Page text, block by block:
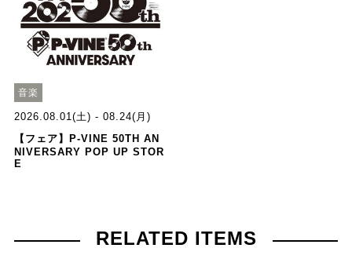
音楽
2026.08.01(土) - 08.24(月)
【フェア】P-VINE 50TH AN
NIVERSARY POP UP STOR
E
RELATED ITEMS